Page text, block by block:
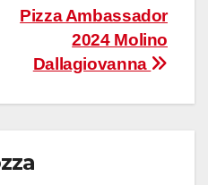
Pizza Ambassador
2024 Molino
Dallagiovanna